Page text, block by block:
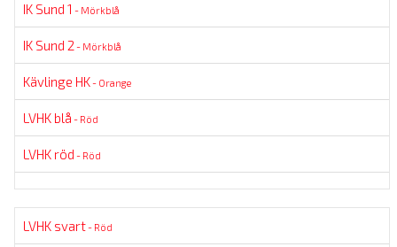
IK Sund 1 - Mörkblå
IK Sund 2 - Mörkblå
Kävlinge HK- Orange
LVHK blå - Röd
LVHK röd - Röd
LVHK svart- Röd